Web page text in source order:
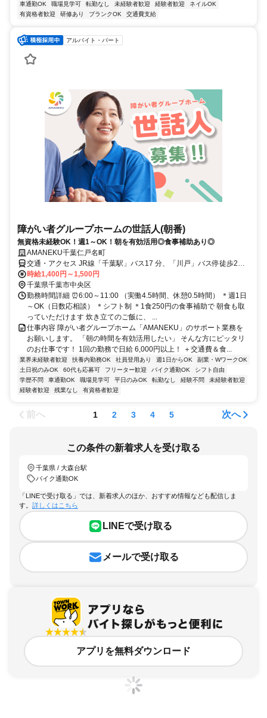
車通勤OK
職場見学可 転勤なし 未経験者歓迎 経験者歓迎
ネイルOK
有資格者歓迎
研修あり ブランクOK 交通費支給
アルバイト・パート
障がい者グループホームの世話人(朝番)
無資格未経験OK！週1～OK！朝を有効活用◎食事補助あり◎
AMANEKU千葉仁戸名町
交通・アクセス JR線「千葉駅」バス17 分、「川戸」バス停徒歩2
分。またはJR線「千葉駅」バス18分「仁戸名坂上」バス停徒歩7分
時給1,400円～1,500円
千葉県千葉市中央区
勤務時間詳細 ⏰6:00～11:00 （実働4.5時間、休憩0.5時間） ＊週1日
～OK（日数応相談） ＊シフト制 ＊1食250円の食事補助で 朝食も取
っていただけます 炊き立てのご飯に、 ...
仕事内容 障がい者グループホーム「AMANEKU」のサポート業務を
お願いします。 「朝の時間を有効活用したい」 そんな方にピッタリ
のお仕事です！ 1回の勤務で日給 6,000円以上！ ＋交通費＆食...
業界未経験者歓迎 扶養内勤務OK 社員登用あり 週1日からOK
副業・WワークOK
土日祝のみOK
60代も応募可 フリーター歓迎 バイク通勤OK
シフト自由
学歴不問
車通勤OK 職場見学可 平日のみOK 転勤なし 経験不問
未経験者歓迎
経験者歓迎
残業なし 有資格者歓迎
前へ 1 2 3 4 5 次へ
この条件の新着求人を受け取る
千葉県 / 大森台駅
バイク通勤OK
「LINEで受け取る」では、新着求人のほか、おすすめ情報なども配信しま
す。 詳しくはこちら
LINEで受け取る
メールで受け取る
アプリを無料ダウンロード